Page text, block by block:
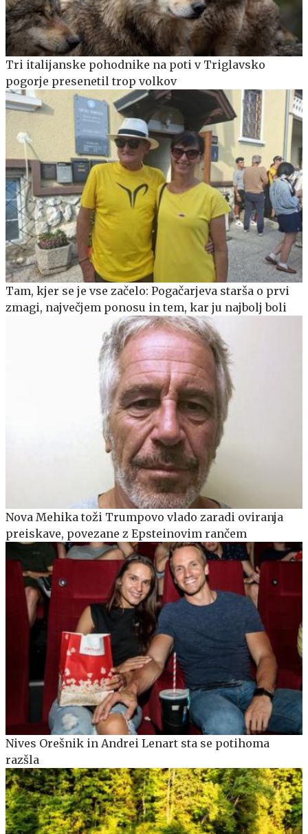
Tri italijanske pohodnike na poti v Triglavsko
pogorje presenetil trop volkov
Tam, kjer se je vse začelo: Pogačarjeva starša o prvi
zmagi, največjem ponosu in tem, kar ju najbolj boli
Nova Mehika toži Trumpovo vlado zaradi oviranja
preiskave, povezane z Epsteinovim rančem
Nives Orešnik in Andrei Lenart sta se potihoma
razšla